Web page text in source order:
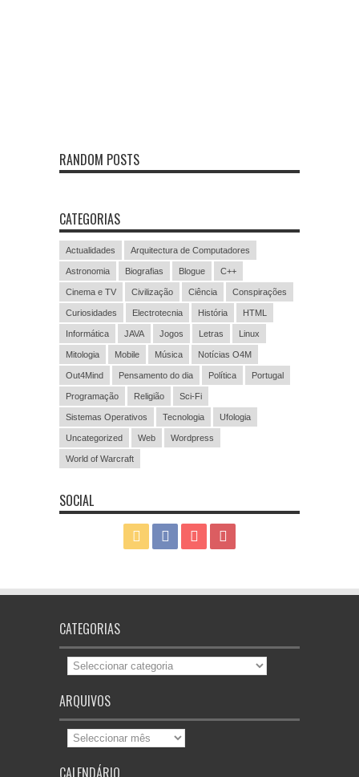
RANDOM POSTS
CATEGORIAS
Actualidades Arquitectura de Computadores
Astronomia Biografias Blogue C++
Cinema e TV Civilização Ciência Conspirações
Curiosidades Electrotecnia História HTML
Informática JAVA Jogos Letras Linux
Mitologia Mobile Música Notícias O4M
Out4Mind Pensamento do dia Política Portugal
Programação Religião Sci-Fi
Sistemas Operativos Tecnologia Ufologia
Uncategorized Web Wordpress
World of Warcraft
SOCIAL
CATEGORIAS
Categorias
ARQUIVOS
Arquivos
CALENDÁRIO